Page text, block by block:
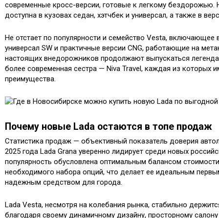
современные кросс-версии, готовые к легкому бездорожью.
доступна в кузовах седан, хэтчбек и универсал, а также в
Не отстает по популярности и семейство Vesta, включающее
универсал SW и практичные версии CNG, работающие на
настоящих внедорожников продолжают выпускаться
более современная сестра — Niva Travel, каждая из которых
преимущества.
Почему новые Lada остаются в топе продаж
Статистика продаж — объективный показатель доверия
2025 года Lada Grana уверенно лидирует среди новых
популярность обусловлена оптимальным балансом
необходимого набора опций, что делает ее идеальным
надежным средством для города.
Lada Vesta, несмотря на колебания рынка, стабильно
благодаря своему динамичному дизайну, просторному